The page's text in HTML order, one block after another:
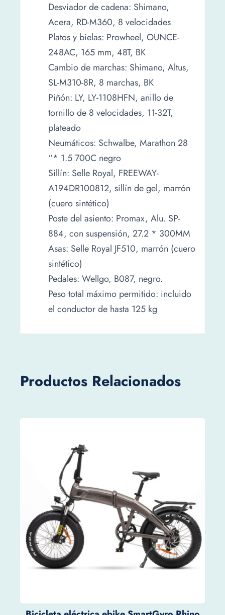
Desviador de cadena: Shimano,
Acera, RD-M360, 8 velocidades
Platos y bielas: Prowheel, OUNCE-
248AC, 165 mm, 48T, BK
Cambio de marchas: Shimano, Altus,
SL-M310-8R, 8 marchas, BK
Piñón: LY, LY-1108HFN, anillo de
tornillo de 8 velocidades, 11-32T,
plateado
Neumáticos: Schwalbe, Marathon 28
“* 1.5 700C negro
Sillín: Selle Royal, FREEWAY-
A194DR100812, sillín de gel, marrón
(cuero sintético)
Poste del asiento: Promax, Alu. SP-
884, con suspensión, 27.2 * 300MM
Asas: Selle Royal JF510, marrón (cuero
sintético)
Pedales: Wellgo, B087, negro.
Peso total máximo permitido: incluido
el conductor de hasta 125 kg
Productos Relacionados